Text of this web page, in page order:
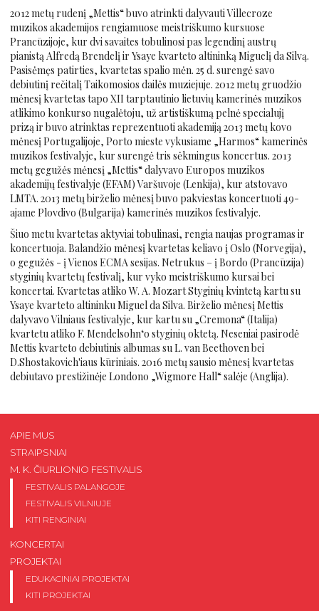
2012 metų rudenį „Mettis“ buvo atrinkti dalyvauti Villecroze
muzikos akademijos rengiamuose meistriškumo kursuose
Prancūzijoje, kur dvi savaites tobulinosi pas legendinį austrų
pianistą Alfredą Brendelį ir Ysaye kvarteto altininką Miguelį da Silvą.
Pasisėmęs patirties, kvartetas spalio mėn. 25 d. surengė savo
debiutinį rečitalį Taikomosios dailės muziejuje. 2012 metų gruodžio
mėnesį kvartetas tapo XII tarptautinio lietuvių kamerinės muzikos
atlikimo konkurso nugalėtoju, už artistiškumą pelnė specialujį
prizą ir buvo atrinktas reprezentuoti akademiją 2013 metų kovo
mėnesį Portugalijoje, Porto mieste vykusiame „Harmos“ kamerinės
muzikos festivalyje, kur surengė tris sėkmingus koncertus. 2013
metų gegužės mėnesį „Mettis“ dalyvavo Europos muzikos
akademijų festivalyje (EFAM) Varšuvoje (Lenkija), kur atstovavo
LMTA. 2013 metų birželio mėnesį buvo pakviestas koncertuoti 49-
ajame Plovdivo (Bulgarija) kamerinės muzikos festivalyje.
Šiuo metu kvartetas aktyviai tobulinasi, rengia naujas programas ir
koncertuoja. Balandžio mėnesį kvartetas keliavo į Oslo (Norvegija),
o gegužės - į Vienos ECMA sesijas. Netrukus – į Bordo (Prancūzija)
styginių kvartetų festivalį, kur vyko meistriškumo kursai bei
koncertai. Kvartetas atliko W. A. Mozart Styginių kvintetą kartu su
Ysaye kvarteto altininku Miguel da Silva. Birželio mėnesį Mettis
dalyvavo Vilniaus festivalyje, kur kartu su „Cremona“ (Italija)
kvartetu atliko F. Mendelsohn‘o styginių oktetą. Neseniai pasirodė
Mettis kvarteto debiutinis albumas su L. van Beethoven bei
D.Shostakovich'iaus kūriniais. 2016 metų sausio mėnesį kvartetas
debiutavo prestižinėje Londono „Wigmore Hall“ salėje (Anglija).
APIE MUS
STRAIPSNIAI
M. K. ČIURLIONIO FESTIVALIS
FESTIVALIS PALANGOJE
FESTIVALIS VILNIUJE
KITI RENGINIAI
KONCERTAI
PROJEKTAI
EDUKACINIAI PROJEKTAI
KITI PROJEKTAI